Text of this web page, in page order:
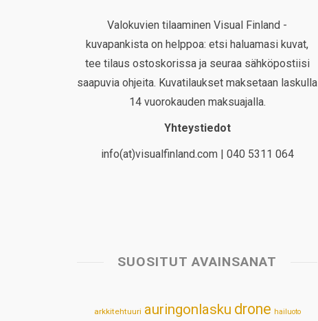
Valokuvien tilaaminen Visual Finland -
kuvapankista on helppoa: etsi haluamasi kuvat,
tee tilaus ostoskorissa ja seuraa sähköpostiisi
saapuvia ohjeita. Kuvatilaukset maksetaan laskulla
14 vuorokauden maksuajalla.
Yhteystiedot
info(at)visualfinland.com | 040 5311 064
SUOSITUT AVAINSANAT
arkkitehtuuri auringonlasku drone hailuoto